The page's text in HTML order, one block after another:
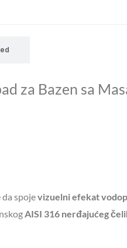
za Bazen sa
da spojevizuelni efekat
AISI 316 nerđajućeg